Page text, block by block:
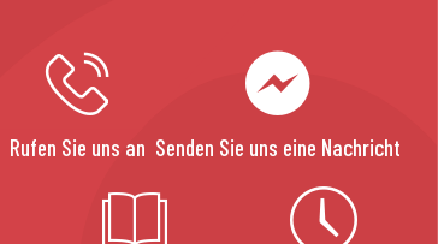
Rufen Sie uns an Senden Sie uns eine Nachricht